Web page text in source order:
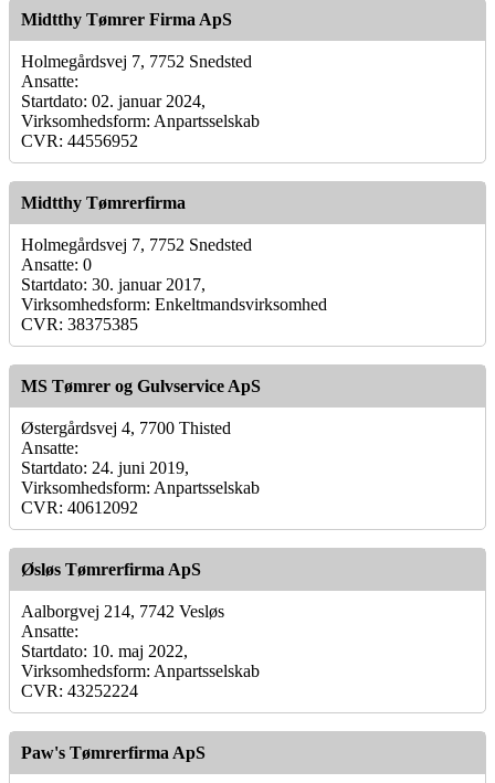
Midtthy Tømrer Firma ApS
Holmegårdsvej 7, 7752 Snedsted
Ansatte:
Startdato: 02. januar 2024,
Virksomhedsform: Anpartsselskab
CVR: 44556952
Midtthy Tømrerfirma
Holmegårdsvej 7, 7752 Snedsted
Ansatte: 0
Startdato: 30. januar 2017,
Virksomhedsform: Enkeltmandsvirksomhed
CVR: 38375385
MS Tømrer og Gulvservice ApS
Østergårdsvej 4, 7700 Thisted
Ansatte:
Startdato: 24. juni 2019,
Virksomhedsform: Anpartsselskab
CVR: 40612092
Øsløs Tømrerfirma ApS
Aalborgvej 214, 7742 Vesløs
Ansatte:
Startdato: 10. maj 2022,
Virksomhedsform: Anpartsselskab
CVR: 43252224
Paw's Tømrerfirma ApS